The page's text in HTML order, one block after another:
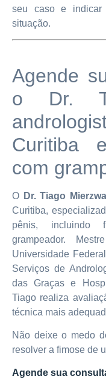
seu caso e
situação.
Agende
o Dr.
Curitiba
com
O Dr. Tiago Mierzwa
Curitiba,
pênis, incluindo
grampeador.
Universidade
Serviços de
das Graças e
Tiago realiza
técnica mais
Não deixe o medo
resolver a fimose de
Agende sua